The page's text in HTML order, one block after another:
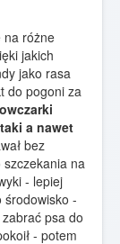
na różne
jakich
jako rasa
do pogoni za
owczarki
a nawet
bez
na
- lepiej
środowisko -
psa do
- potem